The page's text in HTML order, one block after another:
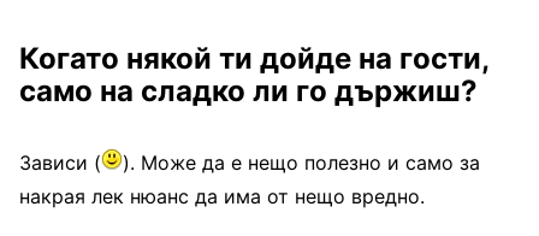
Когато някой ти дойде на гости,
само на сладко ли го държиш?
Зависи (
). Може да е нещо полезно и само за
накрая лек нюанс да има от нещо вредно.